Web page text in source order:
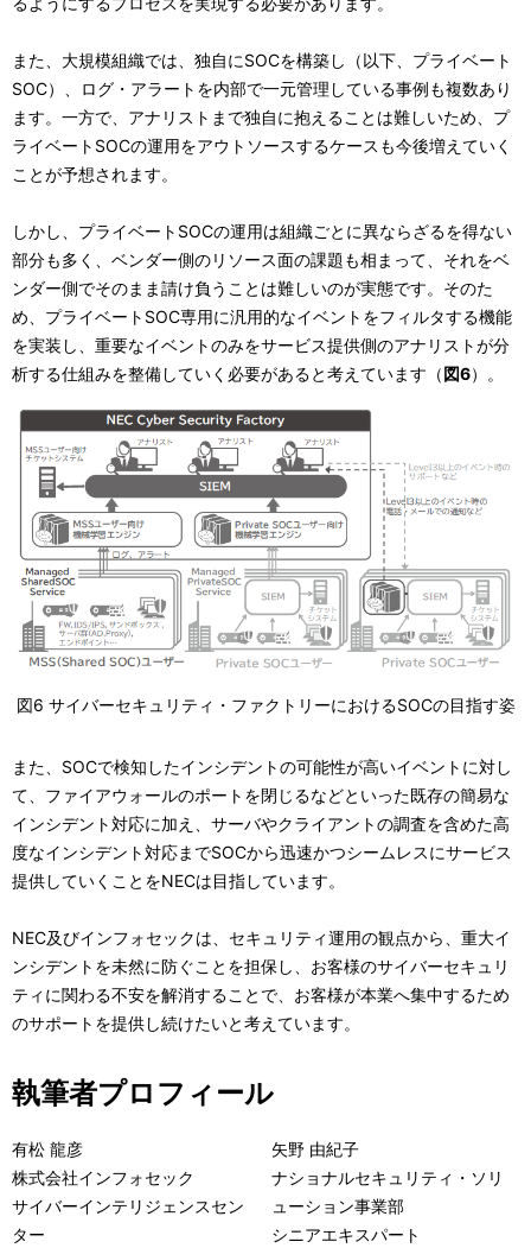
また、大規模組織では、独自にSOCを構築し（以下、プライベート
SOC）、ログ・アラートを内部で一元管理している事例も複数あり
ます。一方で、アナリストまで独自に抱えることは難しいため、プ
ライベートSOCの運用をアウトソースするケースも今後増えていく
ことが予想されます。
しかし、プライベートSOCの運用は組織ごとに異ならざるを得ない
部分も多く、ベンダー側のリソース面の課題も相まって、それをベ
ンダー側でそのまま請け負うことは難しいのが実態です。そのた
め、プライベートSOC専用に汎用的なイベントをフィルタする機能
を実装し、重要なイベントのみをサービス提供側のアナリストが分
析する仕組みを整備していく必要があると考えています（図6）。
図6 サイバーセキュリティ・ファクトリーにおけるSOCの目指す姿
また、SOCで検知したインシデントの可能性が高いイベントに対し
て、ファイアウォールのポートを閉じるなどといった既存の簡易な
インシデント対応に加え、サーバやクライアントの調査を含めた高
度なインシデント対応までSOCから迅速かつシームレスにサービス
提供していくことをNECは目指しています。
NEC及びインフォセックは、セキュリティ運用の観点から、重大イ
ンシデントを未然に防ぐことを担保し、お客様のサイバーセキュリ
ティに関わる不安を解消することで、お客様が本業へ集中するため
のサポートを提供し続けたいと考えています。
執筆者プロフィール
有松 龍彦
株式会社インフォセック
サイバーインテリジェンスセン
ター
矢野 由紀子
ナショナルセキュリティ・ソリ
ューション事業部
シニアエキスパート